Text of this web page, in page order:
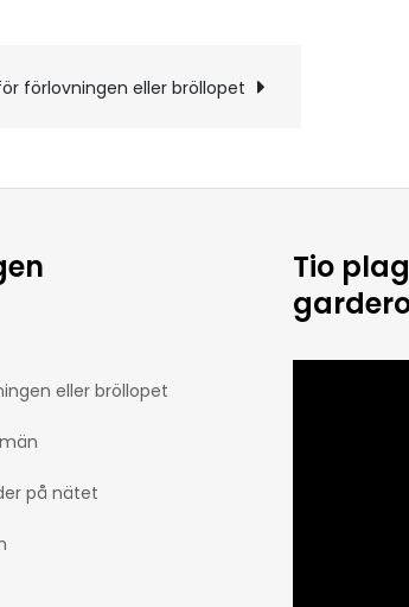
förlovningen eller bröllopet
eller bröllopet
på nätet
Tio